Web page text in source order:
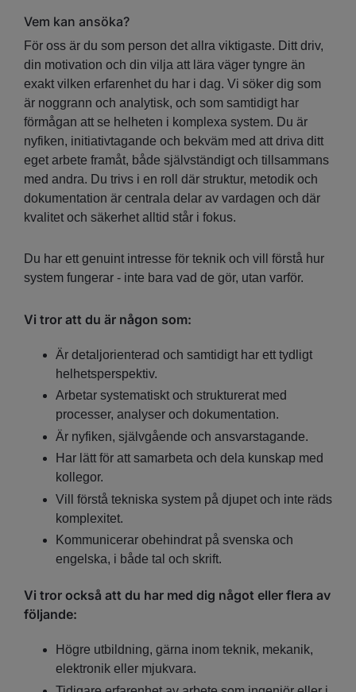
Vem kan ansöka?
För oss är du som person det allra viktigaste. Ditt driv,
din motivation och din vilja att lära väger tyngre än
exakt vilken erfarenhet du har i dag. Vi söker dig som
är noggrann och analytisk, och som samtidigt har
förmågan att se helheten i komplexa system. Du är
nyfiken, initiativtagande och bekväm med att driva ditt
eget arbete framåt, både självständigt och tillsammans
med andra. Du trivs i en roll där struktur, metodik och
dokumentation är centrala delar av vardagen och där
kvalitet och säkerhet alltid står i fokus.
Du har ett genuint intresse för teknik och vill förstå hur
system fungerar - inte bara vad de gör, utan varför.
Vi tror att du är någon som:
Är detaljorienterad och samtidigt har ett tydligt
helhetsperspektiv.
Arbetar systematiskt och strukturerat med
processer, analyser och dokumentation.
Är nyfiken, självgående och ansvarstagande.
Har lätt för att samarbeta och dela kunskap med
kollegor.
Vill förstå tekniska system på djupet och inte räds
komplexitet.
Kommunicerar obehindrat på svenska och
engelska, i både tal och skrift.
Vi tror också att du har med dig något eller flera av
följande:
Högre utbildning, gärna inom teknik, mekanik,
elektronik eller mjukvara.